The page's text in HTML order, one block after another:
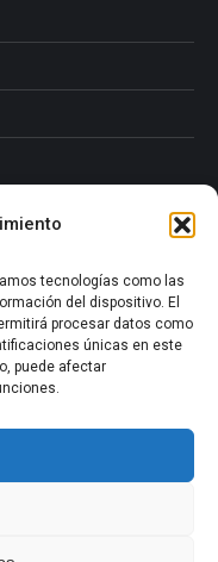
tecnologías como las
del dispositivo. El
procesar datos como
únicas en este
puede afectar
informado de
grupo, ofertas, sorteos ...